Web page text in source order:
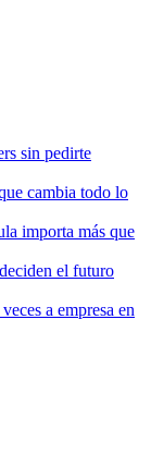
sin pedirte
cambia todo lo
importa más que
el futuro
a empresa en